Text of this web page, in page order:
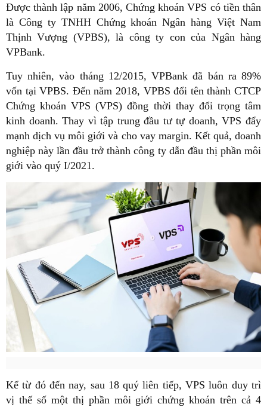
Được thành lập năm 2006, Chứng khoán VPS có tiền thân
là Công ty TNHH Chứng khoán Ngân hàng Việt Nam
Thịnh Vượng (VPBS), là công ty con của Ngân hàng
VPBank.
Tuy nhiên, vào tháng 12/2015, VPBank đã bán ra 89%
vốn tại VPBS. Đến năm 2018, VPBS đổi tên thành CTCP
Chứng khoán VPS (VPS) đồng thời thay đổi trọng tâm
kinh doanh. Thay vì tập trung đầu tư tự doanh, VPS đẩy
mạnh dịch vụ môi giới và cho vay margin. Kết quả, doanh
nghiệp này lần đầu trở thành công ty dẫn đầu thị phần môi
giới vào quý I/2021.
Kể từ đó đến nay, sau 18 quý liên tiếp, VPS luôn duy trì
vị thế số một thị phần môi giới chứng khoán trên cả 4